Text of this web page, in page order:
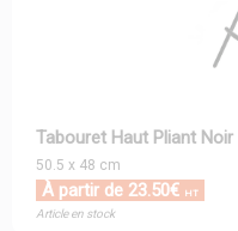
Tabouret Haut Pliant Noir
50.5 x 48 cm
À partir de 23.50€ HT
Article en stock